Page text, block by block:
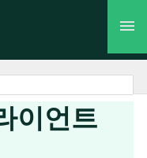
이언트